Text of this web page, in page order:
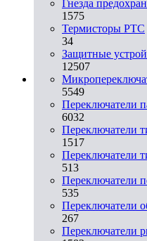
Гнезда
1575
Термисторы PTC
34
Защитные
12507
5549
Переключатели
6032
Переключатели
1517
Переключатели
513
Переключатели
535
Переключатели
267
Переключатели